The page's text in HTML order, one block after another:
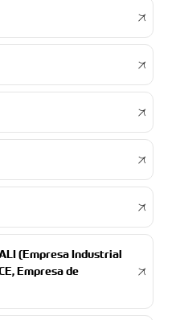
(Empresa Industrial
Empresa de